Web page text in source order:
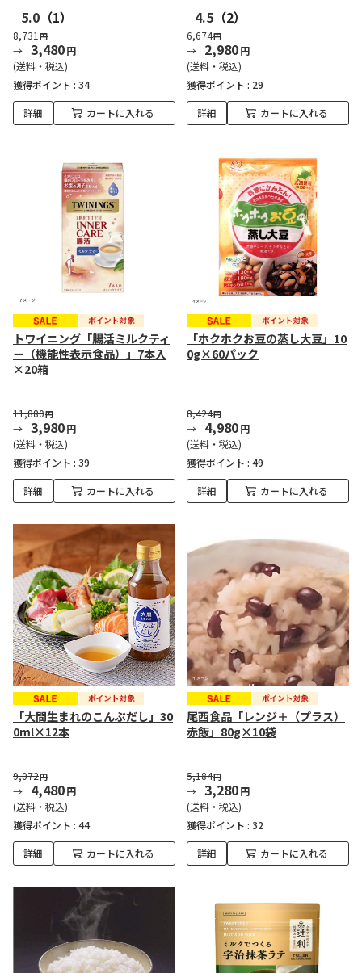
5.0 （1）
8,731円
3,480円
(送料・税込)
獲得ポイント : 34
詳細 カートに入れる
4.5 （2）
6,674円
2,980円
(送料・税込)
獲得ポイント : 29
詳細 カートに入れる
トワイニング「腸活ミルクティ
ー（機能性表示食品）」7本入
×20箱
11,880円
3,980円
(送料・税込)
獲得ポイント : 39
詳細 カートに入れる
「ホクホクお豆の蒸し大豆」10
0g×60パック
8,424円
4,980円
(送料・税込)
獲得ポイント : 49
詳細 カートに入れる
「大間生まれのこんぶだし」30
0ml×12本
9,072円
4,480円
(送料・税込)
獲得ポイント : 44
詳細 カートに入れる
尾西食品「レンジ＋（プラス）
赤飯」80g×10袋
5,184円
3,280円
(送料・税込)
獲得ポイント : 32
詳細 カートに入れる